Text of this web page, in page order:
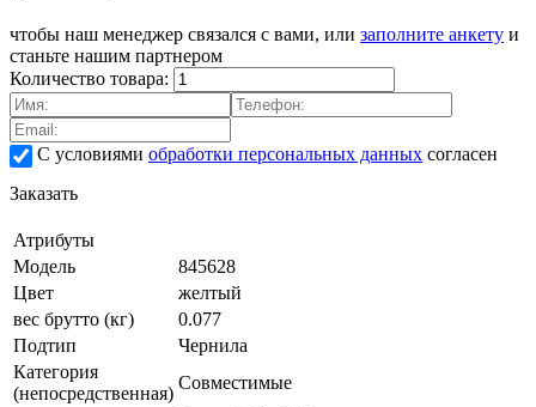
чтобы наш менеджер связался с вами, или заполните анкету и
станьте нашим партнером
Количество товара:
С условиями обработки персональных данных согласен
Заказать
Атрибуты
Модель
845628
Цвет
желтый
вес брутто (кг)
0.077
Подтип
Чернила
Категория
(непосредственная)
Совместимые